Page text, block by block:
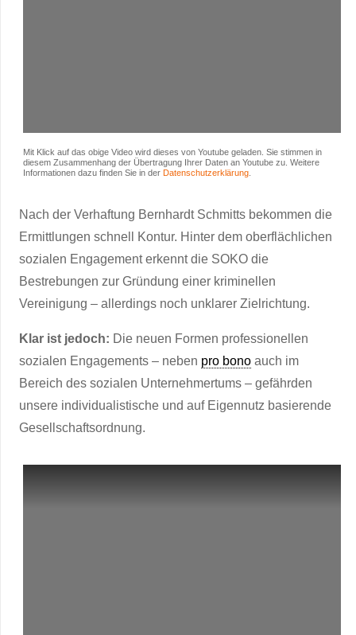
Mit Klick auf das obige Video wird dieses von Youtube geladen. Sie stimmen in
diesem Zusammenhang der Übertragung Ihrer Daten an Youtube zu. Weitere
Informationen dazu finden Sie in der Datenschutzerklärung
Nach der Verhaftung Bernhardt Schmitts bekommen die
Ermittlungen schnell Kontur. Hinter dem oberflächlichen
sozialen Engagement erkennt die SOKO die
Bestrebungen zur Gründung einer kriminellen
Vereinigung – allerdings noch unklarer Zielrichtung.
Klar ist jedoch: Die neuen Formen professionellen
sozialen Engagements – neben pro bono auch im
Bereich des sozialen Unternehmertums – gefährden
unsere individualistische und auf Eigennutz basierende
Gesellschaftsordnung.